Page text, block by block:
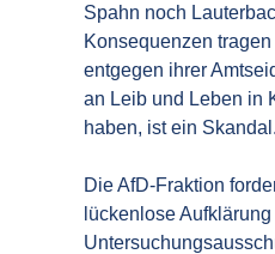
Spahn noch
Konsequenzen
entgegen ihrer
an Leib und Leben in
haben, ist ein Skandal.
Die AfD-Fraktion
lückenlose